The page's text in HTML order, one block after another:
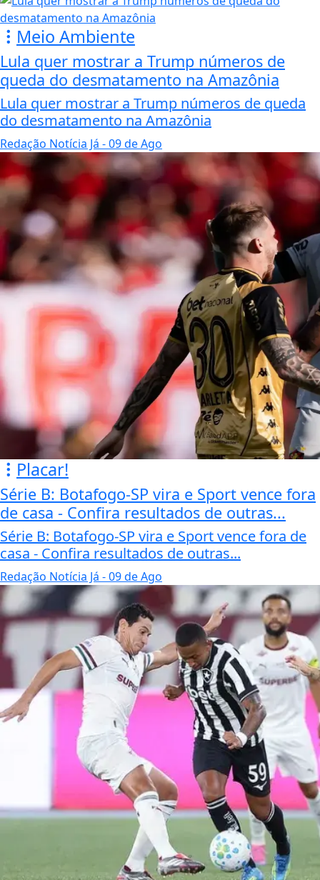
Meio Ambiente
Lula quer mostrar a Trump números de
queda do desmatamento na Amazônia
Lula quer mostrar a Trump números de queda
do desmatamento na Amazônia
Redação Notícia Já - 09 de Ago
Placar!
Série B: Botafogo-SP vira e Sport vence fora
de casa - Confira resultados de outras...
Série B: Botafogo-SP vira e Sport vence fora de
casa - Confira resultados de outras...
Redação Notícia Já - 09 de Ago